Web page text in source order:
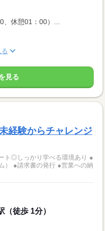
休憩01：00）...
る
見る
経験からチャレンジ
◎しっかり学べる環境あり ●
） ●請求書の発行 ●営業への納
徒歩 1分）